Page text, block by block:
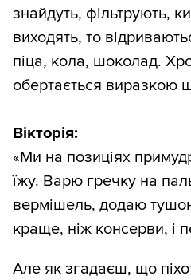
знайдуть, фільтрують,
виходять, то
піца, кола, шоколад.
обертається виразкою
Вікторія:
«Ми на позиціях
їжу. Варю гречку на
вермішель, додаю
краще, ніж консерви, і
Але як згадаєш, що